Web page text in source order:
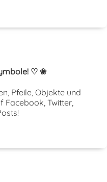
♡ ❀
Pfeile, Objekte und
Facebook, Twitter,